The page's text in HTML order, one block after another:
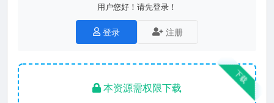
用户您好！请先登录！
登录 注册
下载
本资源需权限下载